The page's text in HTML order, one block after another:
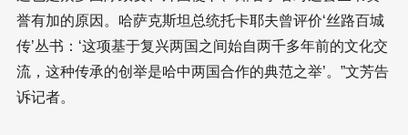
誉有加的原因。哈萨克斯坦总统托卡耶夫曾评价‘丝路百城
传’丛书：‘这项基于复兴两国之间始自两千多年前的文化交
流，这种传承的创举是哈中两国合作的典范之举’。”文芳告
诉记者。